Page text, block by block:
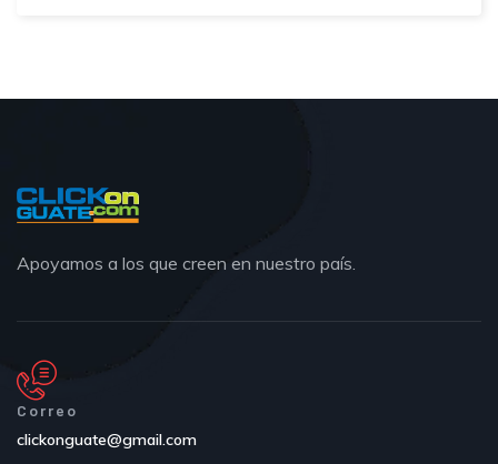
Apoyamos a los que creen en nuestro país.
Correo
clickonguate@gmail.com